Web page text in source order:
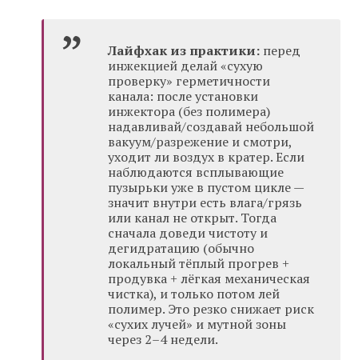
Лайфхак из практики: перед
инжекцией делай «сухую
проверку» герметичности
канала: после установки
инжектора (без полимера)
надавливай/создавай небольшой
вакуум/разрежение и смотри,
уходит ли воздух в кратер. Если
наблюдаются всплывающие
пузырьки уже в пустом цикле —
значит внутри есть влага/грязь
или канал не открыт. Тогда
сначала доведи чистоту и
дегидратацию (обычно
локальный тёплый прогрев +
продувка + лёгкая механическая
чистка), и только потом лей
полимер. Это резко снижает риск
«сухих лучей» и мутной зоны
через 2–4 недели.